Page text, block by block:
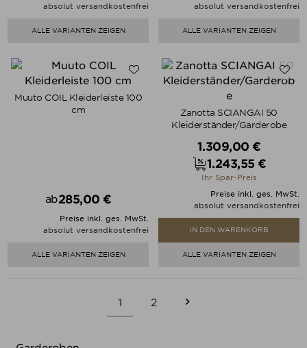
absolut versandkostenfrei
ALLE VARIANTEN ZEIGEN
absolut versandkostenfrei
ALLE VARIANTEN ZEIGEN
Muuto COIL Kleiderleiste 100
cm
ab
Preis
285,00 €
Preise inkl. ges. MwSt.
absolut versandkostenfrei
ALLE VARIANTEN ZEIGEN
Zanotta SCIANGAI 50
Kleiderständer/Garderobe
Verkaufspreis
1.309,00 €
Preis
1.243,55 €
Ihr Spar-Preis
Preise inkl. ges. MwSt.
absolut versandkostenfrei
IN DEN WARENKORB
ALLE VARIANTEN ZEIGEN
1 2 Weiter
